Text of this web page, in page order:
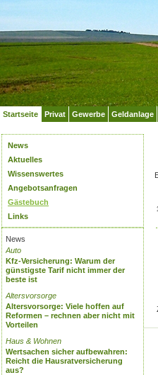
Startseite Privat Gewerbe Geldanlage
News
Aktuelles
Wissenswertes
Angebotsanfragen
Gästebuch
Links
News
Auto
Kfz-Versicherung: Warum der
günstigste Tarif nicht immer der
beste ist
Altersvorsorge
Altersvorsorge: Viele hoffen auf
Reformen – rechnen aber nicht mit
Vorteilen
Haus & Wohnen
Wertsachen sicher aufbewahren:
Reicht die Hausratversicherung
aus?